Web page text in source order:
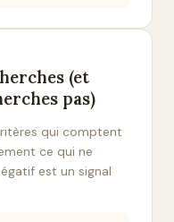
(et
pas)
qui comptent
ce qui ne
est un signal